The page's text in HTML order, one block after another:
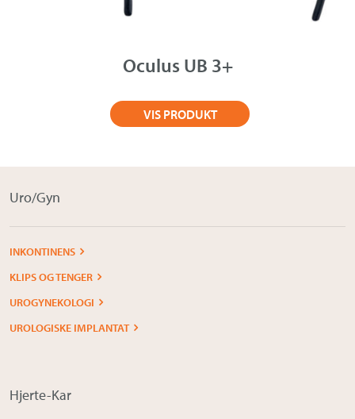
Oculus UB 3+
VIS PRODUKT
Uro/Gyn
INKONTINENS
KLIPS OG TENGER
UROGYNEKOLOGI
UROLOGISKE IMPLANTAT
Hjerte-Kar